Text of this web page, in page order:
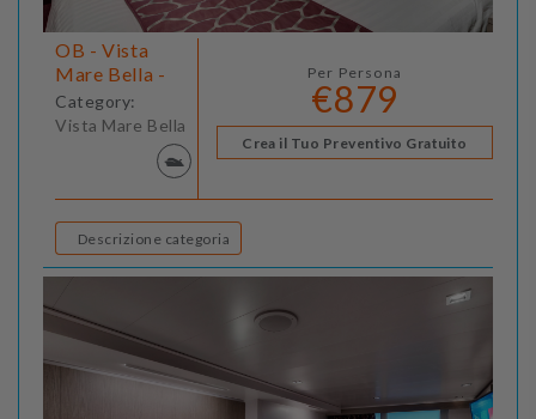
OB - Vista
Mare Bella -
Category:
Vista Mare Bella
Per Persona
€879
Crea il Tuo Preventivo Gratuito
Descrizione categoria